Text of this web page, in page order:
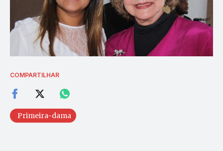
COMPARTILHAR
Primeira-dama